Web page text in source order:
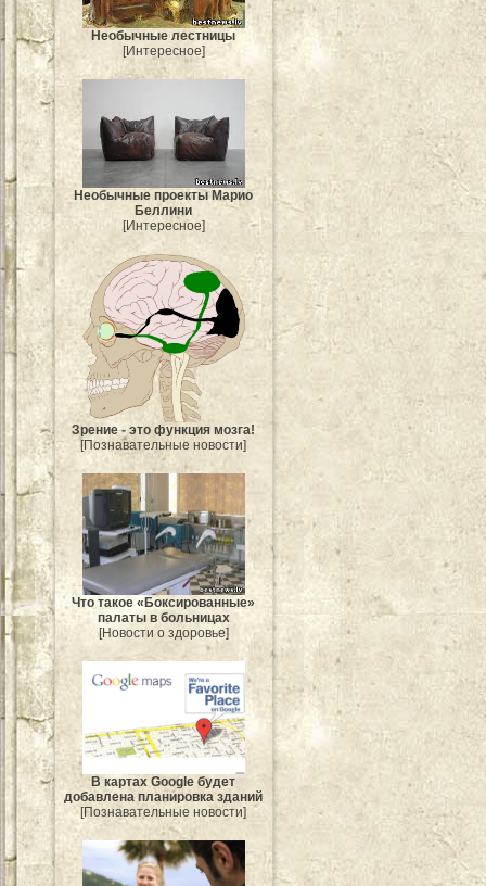
Необычные лестницы
[Интересное]
Необычные проекты Марио
Беллини
[Интересное]
Зрение - это функция мозга!
[Познавательные новости]
Что такое «Боксированные»
палаты в больницах
[Новости о здоровье]
В картах Google будет
добавлена планировка зданий
[Познавательные новости]